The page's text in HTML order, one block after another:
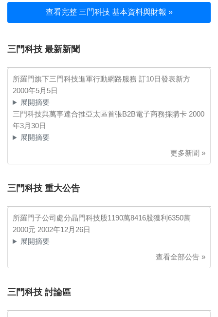
查看完整 三門科技 基本資料與財報 »
三門科技 最新新聞
所羅門旗下三門科技進軍行動網路服務 訂10日發表新方
2000年5月5日
展開摘要
三門科技與萬事達合推亞太區首張B2B電子商務採購卡 2000
年3月30日
展開摘要
更多新聞 »
三門科技 重大公告
所羅門子公司處分晶門科技股1190萬8416股獲利6350萬
2000元 2002年12月26日
展開摘要
查看全部公告 »
三門科技 討論區